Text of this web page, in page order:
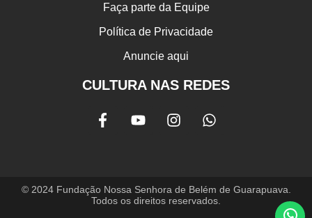
Faça parte da Equipe
Política de Privacidade
Anuncie aqui
CULTURA NAS REDES
© 2024 Fundação Nossa Senhora de Belém de Guarapuava.
Todos os direitos reservados.